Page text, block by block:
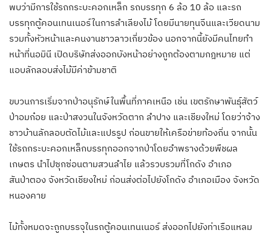
พบว่ามีการใช้รถกระบะคอกเหล็ก รถบรรทุก 6 ล้อ 10 ล้อ และรถ
บรรทุกตู้คอนเทนเนอร์ในการลำเลียงไม้ โดยมีนายทุนจีนและเวียดนาม
รวมทั้งหัวหน้าและคนงานชาวลาวเกี่ยวข้อง นอกจากนี้ยังมีคนไทยทำ
หน้าที่นอมินี เปิดบริษัทส่งออกบังหน้าอย่างถูกต้องตามกฎหมาย แต่
แอบลักลอบส่งไม้มีค่าข้ามชาติ
ขบวนการเริ่มจากป่าอนุรักษ์ในพื้นที่ภาคเหนือ เช่น เขตรักษาพันธุ์สัตว์
ป่าอมก๋อย และป่าสงวนในจังหวัดตาก ลำปาง และเชียงใหม่ โดยว่าจ้าง
ชาวบ้านลักลอบตัดไม้และแปรรูป ก่อนขายให้เครือข่ายท้องถิ่น จากนั้น
ใช้รถกระบะคอกเหล็กบรรทุกออกจากป่าโดยอำพรางด้วยพืชผล
เกษตร นำไปซุกซ่อนตามสวนลำไย แล้วรวบรวมที่โกดัง อำเภอ
สันป่าตอง จังหวัดเชียงใหม่ ก่อนส่งต่อไปยังโกดัง อำเภอเมือง จังหวัด
หนองคาย
ไม้ทั้งหมดจะถูกบรรจุในรถตู้คอนเทนเนอร์ ส่งออกไปยังท่าเรือแหลม